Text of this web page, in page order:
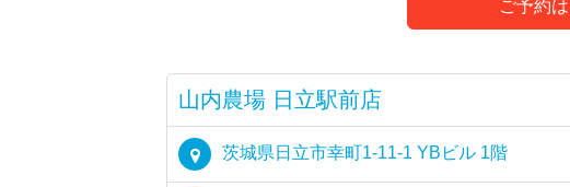
ご予約
山内農場 日立駅前店
茨城県日立市幸町1-11-1 YBビル 1階